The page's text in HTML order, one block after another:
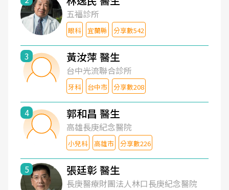
五福診所
眼科 宜蘭縣 分享數542
3 黃汝萍 醫生
台中光流聯合診所
牙科 台中市 分享數208
4 郭和昌 醫生
高雄長庚紀念醫院
小兒科 高雄市 分享數226
5 張廷彰 醫生
長庚醫療財團法人林口長庚紀念醫院